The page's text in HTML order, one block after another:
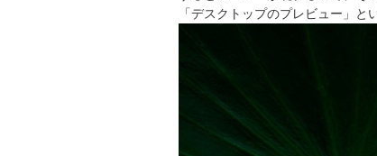
「デスクトップのプレビュー」と